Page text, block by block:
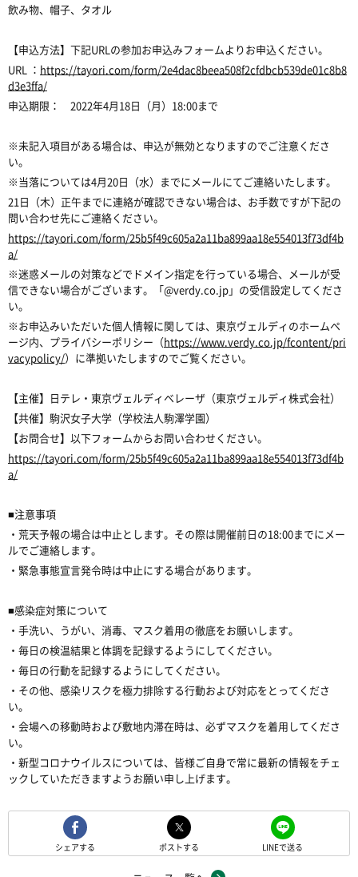
飲み物、帽子、タオル
【申込方法】下記URLの参加お申込みフォームよりお申込ください。
URL ： https://tayori.com/form/2e4dac8beea508f2cfdbcb539de01c8b8
d3e3ffa/
申込期限： 2022年4月18日（月）18:00まで
※未記入項目がある場合は、申込が無効となりますのでご注意くださ
い。
※当落については4月20日（水）までにメールにてご連絡いたします。
21日（木）正午までに連絡が確認できない場合は、お手数ですが下記の
問い合わせ先にご連絡ください。
https://tayori.com/form/25b5f49c605a2a11ba899aa18e554013f73df4b
a/
※迷惑メールの対策などでドメイン指定を行っている場合、メールが受
信できない場合がございます。「@verdy.co.jp」の受信設定してくださ
い。
※お申込みいただいた個人情報に関しては、東京ヴェルディのホームペ
ージ内、プライバシーポリシー（https://www.verdy.co.jp/fcontent/pri
vacypolicy/）に準拠いたしますのでご覧ください。
【主催】日テレ・東京ヴェルディベレーザ（東京ヴェルディ株式会社）
【共催】駒沢女子大学（学校法人駒澤学園）
【お問合せ】以下フォームからお問い合わせください。
https://tayori.com/form/25b5f49c605a2a11ba899aa18e554013f73df4b
a/
■注意事項
・荒天予報の場合は中止とします。その際は開催前日の18:00までにメー
ルでご連絡します。
・緊急事態宣言発令時は中止にする場合があります。
■感染症対策について
・手洗い、うがい、消毒、マスク着用の徹底をお願いします。
・毎日の検温結果と体調を記録するようにしてください。
・毎日の行動を記録するようにしてください。
・その他、感染リスクを極力排除する行動および対応をとってくださ
い。
・会場への移動時および敷地内滞在時は、必ずマスクを着用してくださ
い。
・新型コロナウイルスについては、皆様ご自身で常に最新の情報をチェ
ックしていただきますようお願い申し上げます。
シェアする ポストする LINEで送る